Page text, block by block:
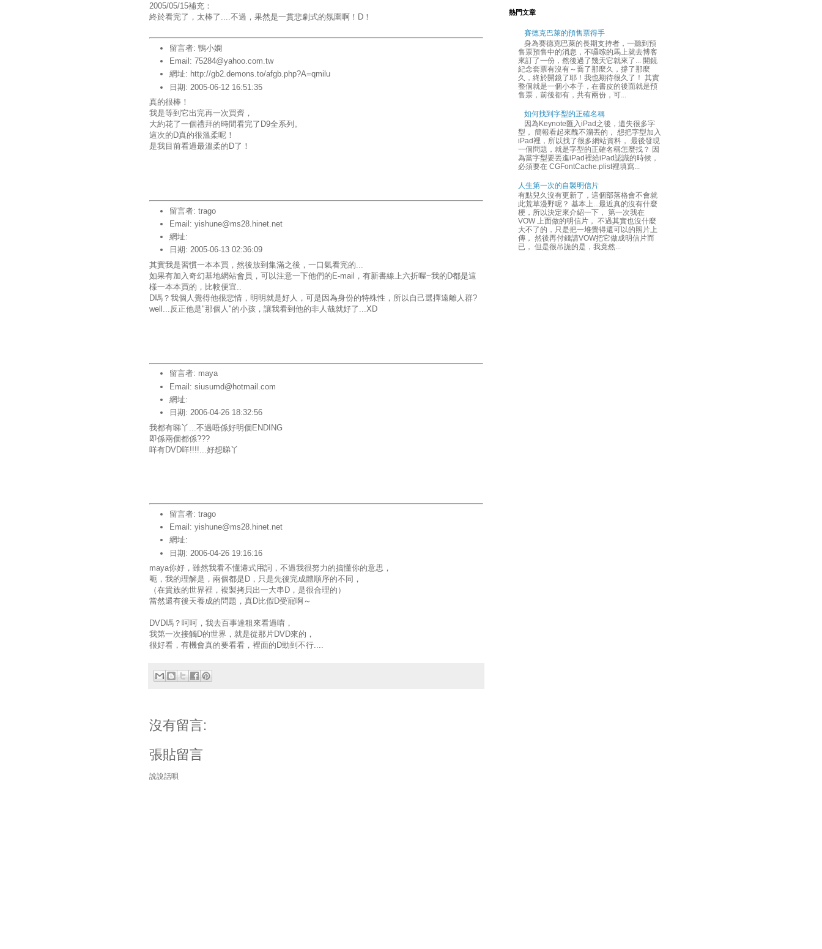
2005/05/15補充：
終於看完了，太棒了....不過，果然是一貫悲劇式的氛圍啊！D！
留言者: 鴨小嫻
Email: 75284@yahoo.com.tw
網址: http://gb2.demons.to/afgb.php?A=qmilu
日期: 2005-06-12 16:51:35
真的很棒！
我是等到它出完再一次買齊，
大約花了一個禮拜的時間看完了D9全系列。
這次的D真的很溫柔呢！
是我目前看過最溫柔的D了！
留言者: trago
Email: yishune@ms28.hinet.net
網址:
日期: 2005-06-13 02:36:09
其實我是習慣一本本買，然後放到集滿之後，一口氣看完的...
如果有加入奇幻基地網站會員，可以注意一下他們的E-mail，有新書線上六折喔~我的D都是這
樣一本本買的，比較便宜..
D嗎？我個人覺得他很悲情，明明就是好人，可是因為身份的特殊性，所以自己選擇遠離人群?
well...反正他是"那個人"的小孩，讓我看到他的非人哉就好了...XD
留言者: maya
Email: siusumd@hotmail.com
網址:
日期: 2006-04-26 18:32:56
我都有睇丫...不過唔係好明個ENDING
即係兩個都係???
咩有DVD咩!!!!...好想睇丫
留言者: trago
Email: yishune@ms28.hinet.net
網址:
日期: 2006-04-26 19:16:16
maya你好，雖然我看不懂港式用詞，不過我很努力的搞懂你的意思，
呃，我的理解是，兩個都是D，只是先後完成體順序的不同，
（在貴族的世界裡，複製拷貝出一大串D，是很合理的）
當然還有後天養成的問題，真D比假D受寵啊～
DVD嗎？呵呵，我去百事達租來看過唷，
我第一次接觸D的世界，就是從那片DVD來的，
很好看，有機會真的要看看，裡面的D勁到不行....
沒有留言:
張貼留言
說說話唄
熱門文章
賽德克巴萊的預售票得手
身為賽德克巴萊的長期支持者，一聽到預
售票預售中的消息，不囉嗦的馬上就去博客
來訂了一份，然後過了幾天它就來了... 開鏡
紀念套票有沒有～喬了那麼久，撐了那麼
久，終於開鏡了耶！我也期待很久了！ 其實
整個就是一個小本子，在書皮的後面就是預
售票，前後都有，共有兩份，可...
如何找到字型的正確名稱
因為Keynote匯入iPad之後，遺失很多字
型， 簡報看起來醜不溜丟的， 想把字型加入
iPad裡，所以找了很多網站資料， 最後發現
一個問題，就是字型的正確名稱怎麼找？ 因
為當字型要丟進iPad裡給iPad認識的時候，
必須要在 CGFontCache.plist裡填寫...
人生第一次的自製明信片
有點兒久沒有更新了，這個部落格會不會就
此荒草漫野呢？ 基本上...最近真的沒有什麼
梗，所以決定來介紹一下， 第一次我在
VOW 上面做的明信片， 不過其實也沒什麼
大不了的，只是把一堆覺得還可以的照片上
傳， 然後再付錢請VOW把它做成明信片而
已， 但是很吊詭的是，我竟然...